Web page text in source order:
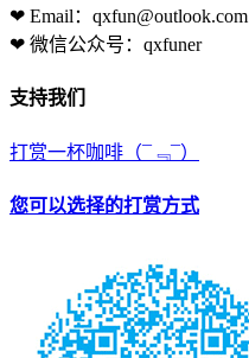
❤ Email：qxfun@outlook.com
❤ 微信公众号：qxfuner
支持我们
打赏一杯咖啡 （¯﹃¯）
您可以选择的打赏方式